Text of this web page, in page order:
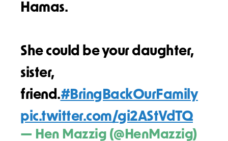
Hamas.
She could be your daughter,
sister,
friend.#BringBackOurFamily
pic.twitter.com/gi2AStVdTQ
— Hen Mazzig (@HenMazzig)